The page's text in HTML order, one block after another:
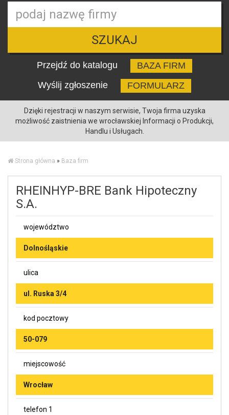
SZUKAJ
Przejdź do katalogu
BAZA FIRM
Wyślij zgłoszenie
FORMULARZ
Dzięki rejestracji w naszym serwisie, Twoja firma uzyska
możliwość zaistnienia we wrocławskiej Informacji o Produkcji,
Handlu i Usługach.
Strona główna » Baza firm
RHEINHYP-BRE Bank Hipoteczny
S.A.
województwo
Dolnośląskie
ulica
ul. Ruska 3/4
kod pocztowy
50-079
miejscowość
Wrocław
telefon 1